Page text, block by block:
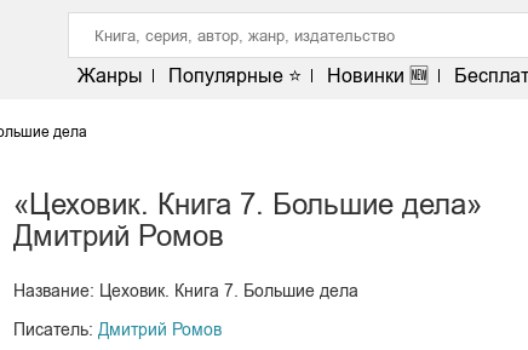
Жанры Популярные ⭐ Новинки 🆕
дела
«Цеховик. Книга 7. Большие дела»
Дмитрий Ромов
Название: Цеховик. Книга 7. Большие дела
Писатель: Дмитрий Ромов